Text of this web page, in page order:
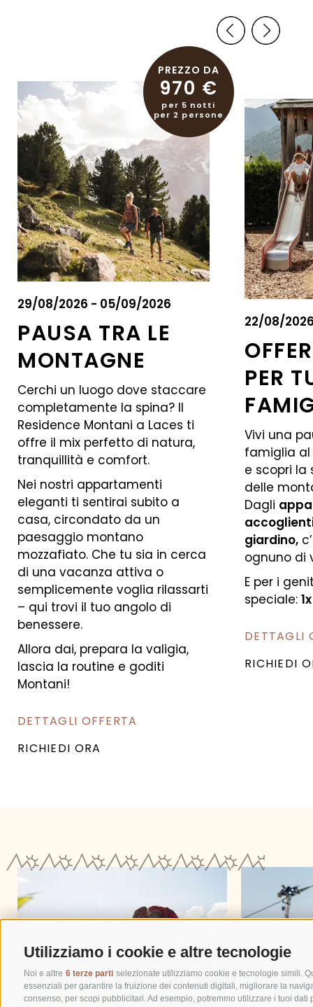
Utilizziamo i cookie e altre tecnologie
Noi e altre 6 terze parti selezionate utilizziamo cookie e tecnologie simili.
essenziali per garantire la fruizione dei contenuti digitali, migliorare la
consenso, per scopi pubblicitari. Ad esempio, potremmo utilizzare i tuoi dati
PREZZO DA
970 €
per 5 notti
per 2 persone
29/08/2026 - 05/09/2026
PAUSA TRA LE
MONTAGNE
Cerchi un luogo dove staccare
completamente la spina? Il
Residence Montani a Laces ti
offre il mix perfetto di natura,
tranquillità e comfort.
Nei nostri appartamenti
eleganti ti sentirai subito a
casa, circondato da un
paesaggio montano
mozzafiato. Che tu sia in cerca
di una vacanza attiva o
semplicemente voglia rilassarti
– qui trovi il tuo angolo di
benessere.
Allora dai, prepara la valigia,
lascia la routine e goditi
Montani!
DETTAGLI OFFERTA
RICHIEDI ORA
22/08/
PER
Vivi una
famiglia al
e scopri la
delle
Dagli
giardino,
ognuno di
E per i
speciale:
DETTAGLI
RICHIEDI